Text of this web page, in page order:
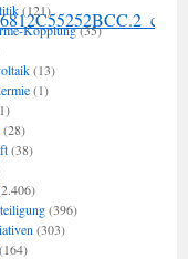
(121)
Kopplung(35)
(13)
(1)
(28)
(38)
(396)
(303)
(164)